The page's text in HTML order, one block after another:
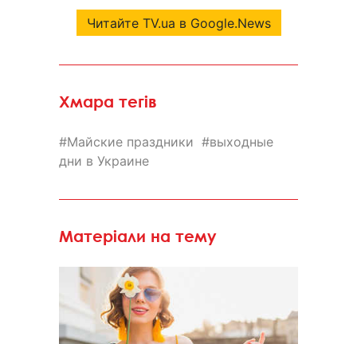
Читайте TV.ua в Google.News
Хмара тегів
Майские праздники
выходные
дни в Украине
Матеріали на тему